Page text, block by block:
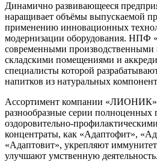
Динамично развивающееся
наращивает объёмы выпускаемой
применению инновационных
модернизации оборудования.
современными
складскими помещениями и
специалисты которой
напитков из натуральных
Ассортимент компании «ЛИОНИК»
разнообразные серии
оздоровительно-
концентраты, как «Адаптофит»,
«Адаптовит», укрепляют
улучшают умственную деятельность.